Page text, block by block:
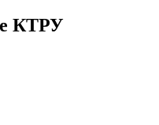
КТРУ